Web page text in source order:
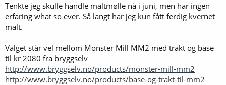
t
e
r
o
Tenkte jeg skulle handle maltmølle nå i juni, men har ingen
erfaring what so ever. Så langt har jeg kun fått ferdig kvernet
malt.
Valget står vel mellom Monster Mill MM2 med trakt og base
til kr 2080 fra bryggselv
http://www.bryggselv.no/products/monster-mill-mm2
http://www.bryggselv.no/products/base-og-trakt-til-mm2